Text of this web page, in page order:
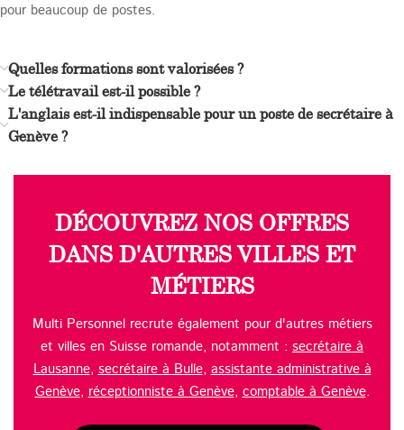
pour beaucoup de postes.
Quelles formations sont valorisées ?
Le télétravail est-il possible ?
L'anglais est-il indispensable pour un poste de secrétaire à
Genève ?
DÉCOUVREZ NOS OFFRES
DANS D'AUTRES VILLES ET
MÉTIERS
Multi Personnel recrute également pour d'autres métiers
et villes en Suisse romande, notamment : secrétaire à
Lausanne, secrétaire à Bulle, assistante administrative à
Genève, réceptionniste à Genève, comptable à Genève.